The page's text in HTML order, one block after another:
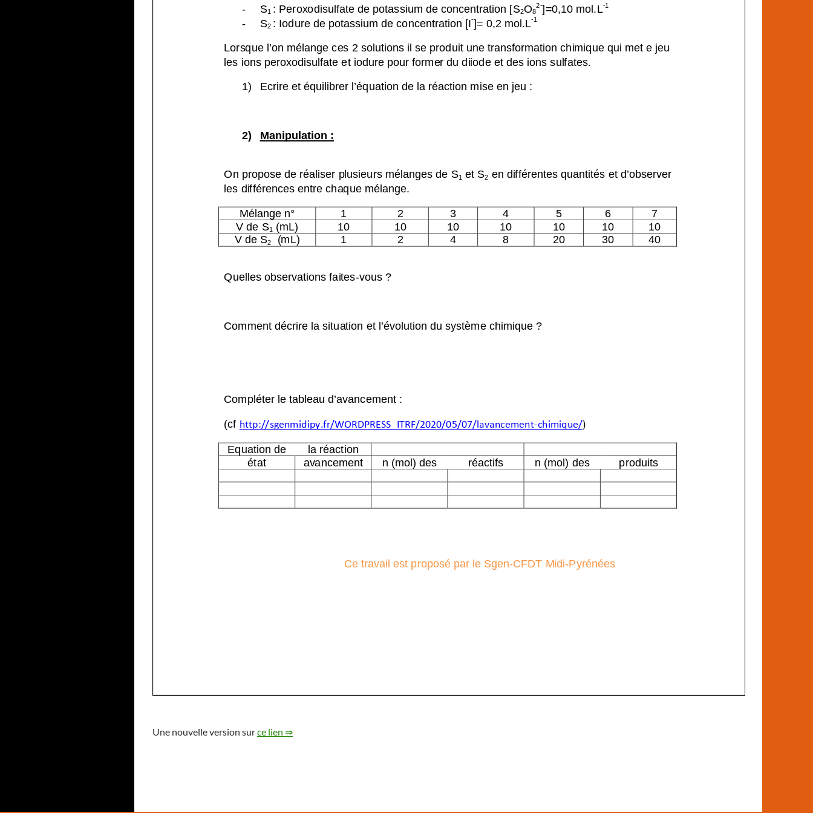
Une nouvelle version surce lien ⇒